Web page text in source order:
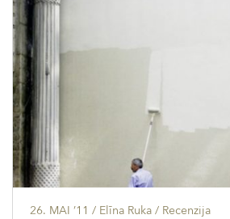
26. MAI ’11 / Elīna Ruka / Recenzija